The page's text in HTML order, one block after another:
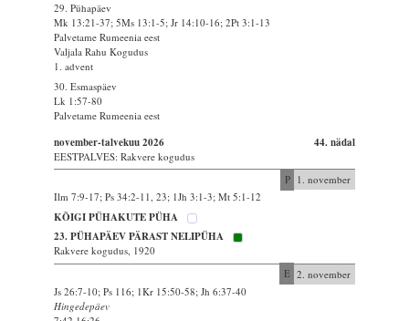
29. Pühapäev
Mk 13:21-37; 5Ms 13:1-5; Jr 14:10-16; 2Pt 3:1-13
Palvetame Rumeenia eest
Valjala Rahu Kogudus
1. advent
30. Esmaspäev
Lk 1:57-80
Palvetame Rumeenia eest
44. nädal
november-talvekuu 2026
EESTPALVES: Rakvere kogudus
P
1. november
Ilm 7:9-17; Ps 34:2-11, 23; 1Jh 3:1-3; Mt 5:1-12
KÕIGI PÜHAKUTE PÜHA
23. PÜHAPÄEV PÄRAST NELIPÜHA
Rakvere kogudus, 1920
E 2. november
Js 26:7-10; Ps 116; 1Kr 15:50-58; Jh 6:37-40
Hingedepäev